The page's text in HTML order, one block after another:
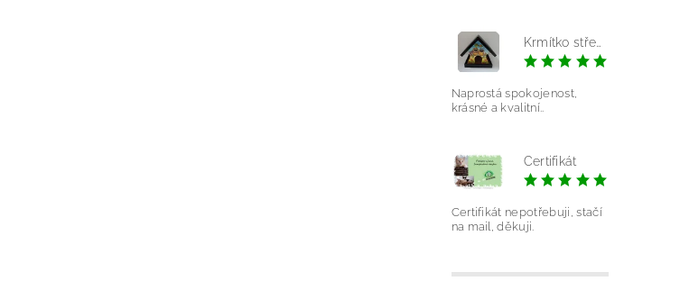
Naprostá spokojenost,
krásné a kvalitní..
Certifikát
Certifikát nepotřebuji, stačí
na mail, děkuji.